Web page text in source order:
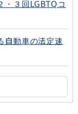
・３回LGBTQコ
自動車の法定速